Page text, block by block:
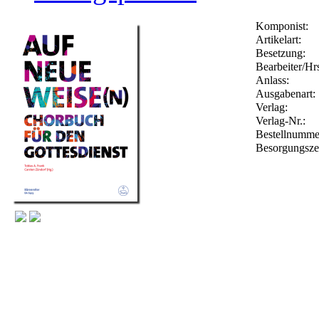
Komponist:
Artikelart:
Besetzung:
Bearbeiter/
Anlass:
Ausgabenart:
Verlag:
Verlag-Nr.: